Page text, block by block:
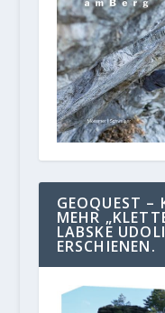
GEOQUEST –
MEHR
LABSKE
ERSCHIENEN.